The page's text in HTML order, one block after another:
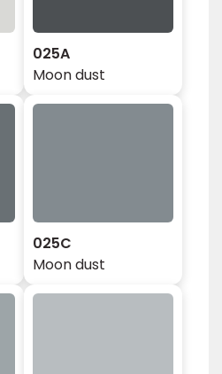
025A
Moon dust
025C
Moon dust